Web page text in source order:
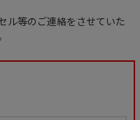
ル等のご連絡をさせていた